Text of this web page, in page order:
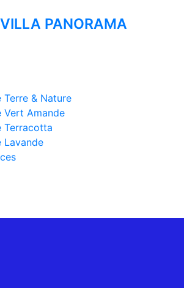
Terre & Nature
Vert Amande
Terracotta
Lavande